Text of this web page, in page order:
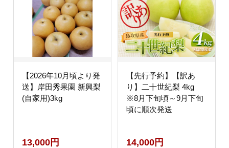
【2026年10月頃より発
送】岸田秀果園 新興梨
(自家用)3kg
13,000円
【先行予約】【訳あ
り】二十世紀梨 4kg
※8月下旬頃～9月下旬
頃に順次発送
14,000円